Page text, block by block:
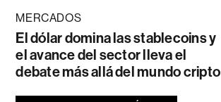
MERCADOS
El dólar domina las stablecoins y
el avance del sector lleva el
debate más allá del mundo cripto